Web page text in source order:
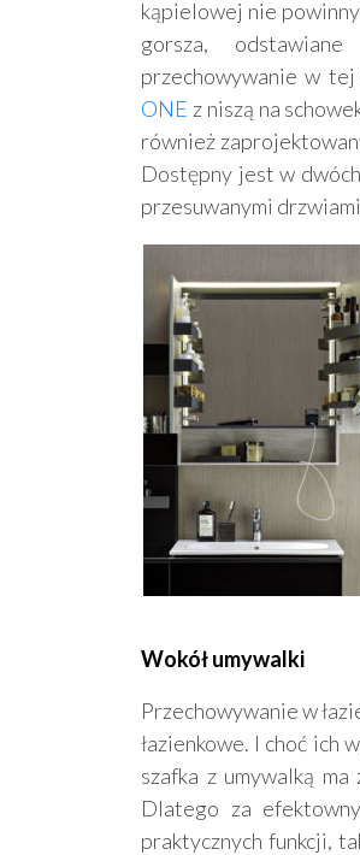
kąpielowej nie powinny
gorsza,
przechowywanie w
ONE z niszą na
również
Dostępny jest w
przesuwanymi
Wokół umywalki
Przechowywanie w
łazienkowe. I choć ich
szafka z umywalką
Dlatego za
praktycznych funkcji,